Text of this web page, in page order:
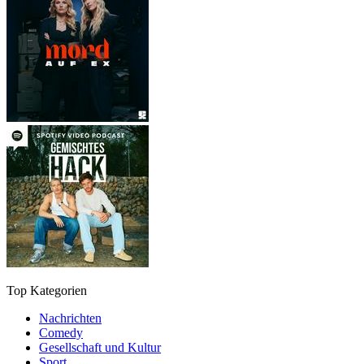
Top Kategorien
Nachrichten
Comedy
Gesellschaft und Kultur